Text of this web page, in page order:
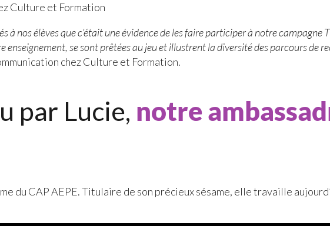
Culture et Formation
à nos élèves que c’était une évidence de les faire participer à notre campagne
se sont prêtées au jeu et illustrent la diversité des parcours de
chez Culture et Formation.
par Lucie, notre
du CAP AEPE. Titulaire de son précieux sésame, elle travaille